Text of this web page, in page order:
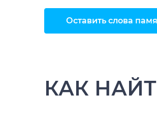
Оставить слова
КАК